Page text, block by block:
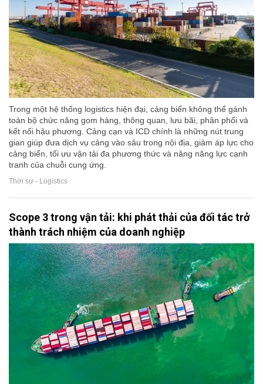
Trong một hệ thống logistics hiện đại, cảng biển không thể gánh
toàn bộ chức năng gom hàng, thông quan, lưu bãi, phân phối và
kết nối hậu phương. Cảng cạn và ICD chính là những nút trung
gian giúp đưa dịch vụ cảng vào sâu trong nội địa, giảm áp lực cho
cảng biển, tối ưu vận tải đa phương thức và nâng năng lực cạnh
tranh của chuỗi cung ứng.
Thời sự - Logistics
Scope 3 trong vận tải: khi phát thải của đối tác trở
thành trách nhiệm của doanh nghiệp